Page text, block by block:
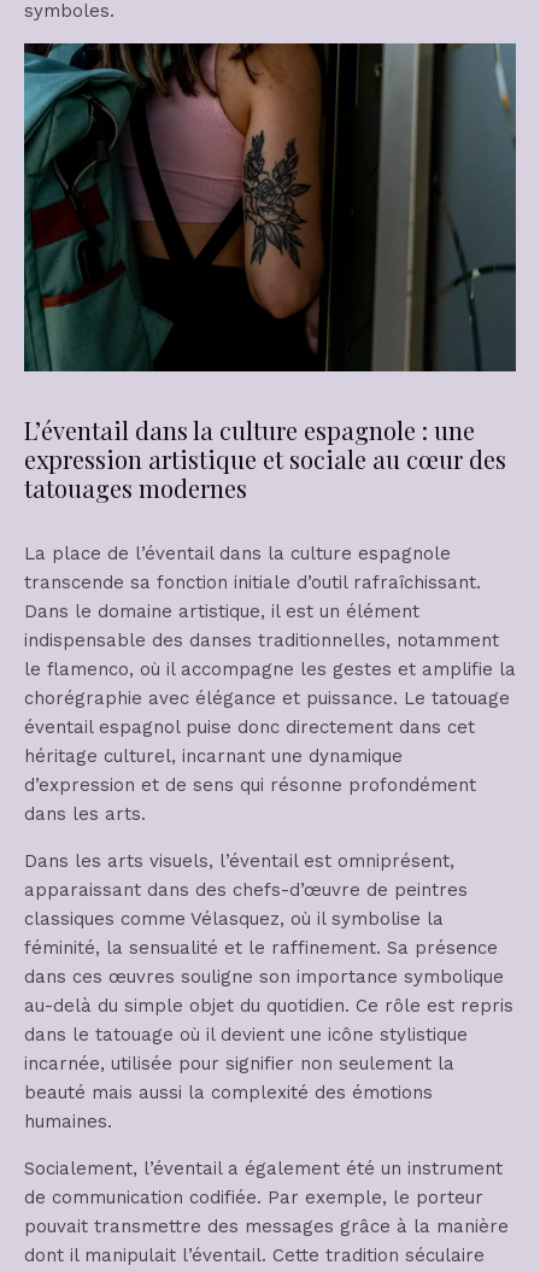
symboles.
L’éventail dans la culture espagnole : une
expression artistique et sociale au cœur des
tatouages modernes
La place de l’éventail dans la culture espagnole
transcende sa fonction initiale d’outil rafraîchissant.
Dans le domaine artistique, il est un élément
indispensable des danses traditionnelles, notamment
le flamenco, où il accompagne les gestes et amplifie la
chorégraphie avec élégance et puissance. Le tatouage
éventail espagnol puise donc directement dans cet
héritage culturel, incarnant une dynamique
d’expression et de sens qui résonne profondément
dans les arts.
Dans les arts visuels, l’éventail est omniprésent,
apparaissant dans des chefs-d’œuvre de peintres
classiques comme Vélasquez, où il symbolise la
féminité, la sensualité et le raffinement. Sa présence
dans ces œuvres souligne son importance symbolique
au-delà du simple objet du quotidien. Ce rôle est repris
dans le tatouage où il devient une icône stylistique
incarnée, utilisée pour signifier non seulement la
beauté mais aussi la complexité des émotions
humaines.
Socialement, l’éventail a également été un instrument
de communication codifiée. Par exemple, le porteur
pouvait transmettre des messages grâce à la manière
dont il manipulait l’éventail. Cette tradition séculaire